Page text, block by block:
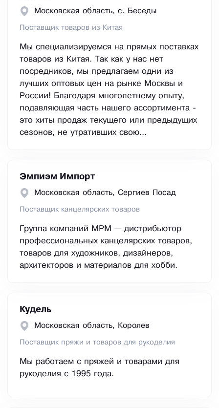
Московская область, с. Беседы
Поставщик товаров из Китая
Мы специализируемся на прямых поставках
товаров из Китая. Так как у нас нет
посредников, мы предлагаем одни из
лучших оптовых цен на рынке Москвы и
России! Благодаря многолетнему опыту,
подавляющая часть нашего ассортимента -
это хиты продаж текущего или предыдущих
сезонов, не утративших свою...
Эмпиэм Импорт
Московская область, Сергиев Посад
Поставщик канцелярских товаров
Группа компаний MPM — дистрибьютор
профессиональных канцелярских товаров,
товаров для художников, дизайнеров,
архитекторов и материалов для хобби.
Кудель
Московская область, Королев
Поставщик пряжи и товаров для рукоделия
Мы работаем с пряжей и товарами для
рукоделия с 1995 года.